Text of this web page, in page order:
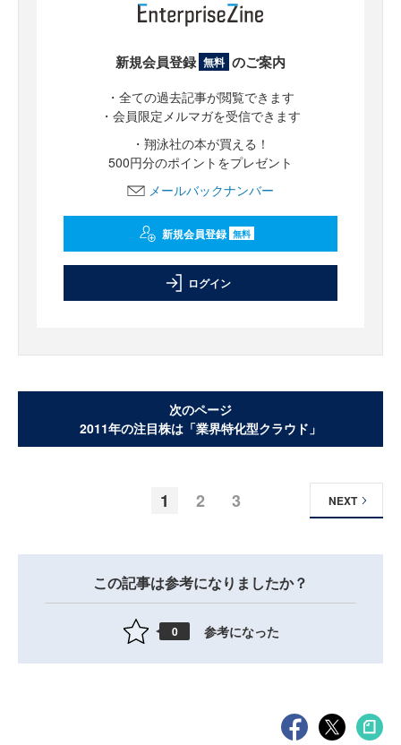
新規会員登録 無料 のご案内
・全ての過去記事が閲覧できます
・会員限定メルマガを受信できます
・翔泳社の本が買える！
500円分のポイントをプレゼント
メールバックナンバー
新規会員登録 無料
ログイン
次のページ
2011年の注目株は「業界特化型クラウド」
1 2 3 NEXT
この記事は参考になりましたか？
0 参考になった